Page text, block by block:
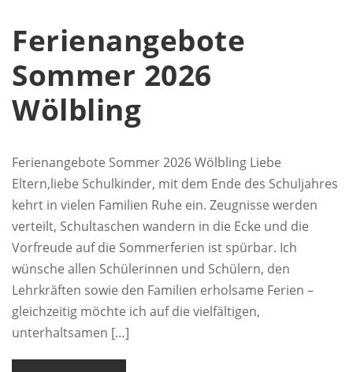
Ferienangebote
Sommer 2026
Wölbling
Ferienangebote Sommer 2026 Wölbling Liebe
Eltern,liebe Schulkinder, mit dem Ende des Schuljahres
kehrt in vielen Familien Ruhe ein. Zeugnisse werden
verteilt, Schultaschen wandern in die Ecke und die
Vorfreude auf die Sommerferien ist spürbar. Ich
wünsche allen Schülerinnen und Schülern, den
Lehrkräften sowie den Familien erholsame Ferien –
gleichzeitig möchte ich auf die vielfältigen,
unterhaltsamen […]